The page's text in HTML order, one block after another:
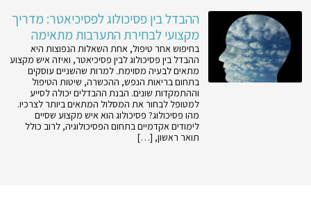
ההבדל בין פסיכולוג לפסיכיאטר: מדריך
מקצועי לבחירת התערבות מתאימה
בחיפוש אחר טיפול, אחת השאלות הנפוצות היא
ההבדל בין פסיכולוג לבין פסיכיאטר, ואיזה איש מקצוע
מתאים לבעיה מסוימת. למרות שהשניים עוסקים
בתחום בריאות הנפש, ההכשרה, שיטות הטיפול
וההתמקדות שונים. הבנת ההבדלים יכולה לסייע
למטופל לבחור את המסלול המתאים ביותר לצרכיו.
מהו פסיכולוג? פסיכולוג הוא איש מקצוע שסיים
לימודים אקדמיים בתחום הפסיכולוגיה, לרוב כולל
תואר ראשון, […]